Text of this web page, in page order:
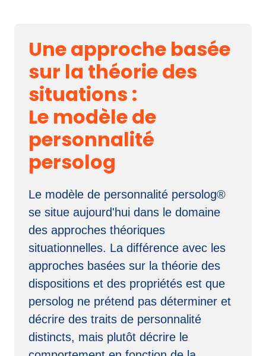
Une approche
sur la théorie
situations :
Le modèle
persolog
Le modèle de personnalité
se situe aujourd'hui dans le
des approches
situationnelles. La différence avec
approches basées sur la théorie
dispositions et des propriétés est
persolog ne prétend pas déterminer
décrire des traits de
distincts, mais plutôt décrire